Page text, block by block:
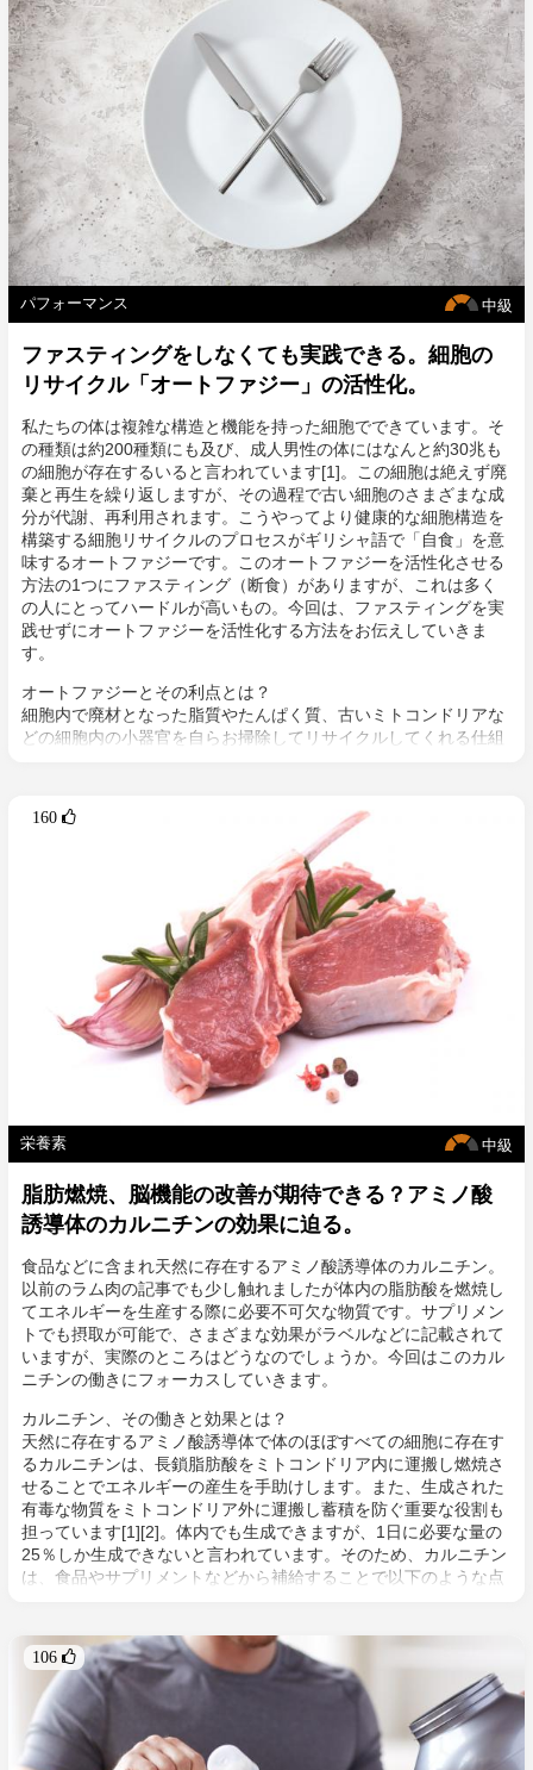
このNAD+は、以前の記事でもお伝えしたミトコンドリアでのエ
ネルギー産生反応の補因子の1つとしてとても重要な役割も持ち
ます[2]。人体の生命維持に必要なエネルギーの90%以上を創り出
すミトコンドリアを活性化させるためには、加齢により低下傾向
にあるNAD+レベルを保つ、もしくは増加させるのがアンチエイ
ジングの鍵となると言われています。
中級
パフォーマンス
ファスティングをしなくても実践できる。細胞の
リサイクル「オートファジー」の活性化。
私たちの体は複雑な構造と機能を持った細胞でできています。そ
の種類は約200種類にも及び、成人男性の体にはなんと約30兆も
の細胞が存在するいると言われています[1]。この細胞は絶えず廃
棄と再生を繰り返しますが、その過程で古い細胞のさまざまな成
分が代謝、再利用されます。こうやってより健康的な細胞構造を
構築する細胞リサイクルのプロセスがギリシャ語で「自食」を意
味するオートファジーです。このオートファジーを活性化させる
方法の1つにファスティング（断食）がありますが、これは多く
の人にとってハードルが高いもの。今回は、ファスティングを実
践せずにオートファジーを活性化する方法をお伝えしていきま
す。
オートファジーとその利点とは？
細胞内で廃材となった脂質やたんぱく質、古いミトコンドリアな
どの細胞内の小器官を自らお掃除してリサイクルしてくれる仕組
もあるミトコンドリアの機能不全などに繋がると言われていま
す。このオートファジーの主な原動力となるのが細胞ストレス。
ファスティングなどにより栄養素の供給がストップしたり、激し
い運動などその他のストレスがかかることでオートファジーの活
性化が促進されます。しかし、このオートファジーの分野には解
明されていないことが多々あると言われています。
160 
中級
栄養素
脂肪燃焼、脳機能の改善が期待できる？アミノ酸
誘導体のカルニチンの効果に迫る。
食品などに含まれ天然に存在するアミノ酸誘導体のカルニチン。
以前のラム肉の記事でも少し触れましたが体内の脂肪酸を燃焼し
てエネルギーを生産する際に必要不可欠な物質です。サプリメン
トでも摂取が可能で、さまざまな効果がラベルなどに記載されて
いますが、実際のところはどうなのでしょうか。今回はこのカル
ニチンの働きにフォーカスしていきます。
カルニチン、その働きと効果とは？
天然に存在するアミノ酸誘導体で体のほぼすべての細胞に存在す
るカルニチンは、長鎖脂肪酸をミトコンドリア内に運搬し燃焼さ
せることでエネルギーの産生を手助けします。また、生成された
有毒な物質をミトコンドリア外に運搬し蓄積を防ぐ重要な役割も
担っています[1][2]。体内でも生成できますが、1日に必要な量の
25％しか生成できないと言われています。そのため、カルニチン
は、食品やサプリメントなどから補給することで以下のような点
106 